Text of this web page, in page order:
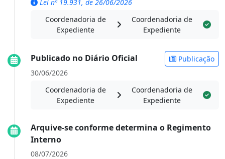
Lei nº 19.931, de 26/06/2026
Coordenadoria de
Expediente
Coordenadoria de
Expediente
Publicado no Diário Oficial
Publicação
30/06/2026
Coordenadoria de
Expediente
Coordenadoria de
Expediente
Arquive-se conforme determina o Regimento
Interno
08/07/2026